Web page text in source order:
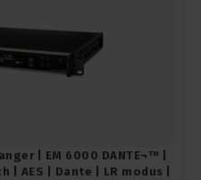
| EM 6000 DANTE¬™ |
| AES | Dante | LR modus |